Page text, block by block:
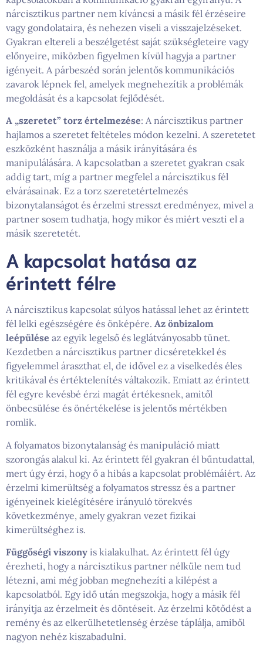
nárcisztikus partner nem kíváncsi a másik fél érzéseire
vagy gondolataira, és nehezen viseli a visszajelzéseket.
Gyakran eltereli a beszélgetést saját szükségleteire vagy
előnyeire, miközben figyelmen kívül hagyja a partner
igényeit. A párbeszéd során jelentős kommunikációs
zavarok lépnek fel, amelyek megnehezítik a problémák
megoldását és a kapcsolat fejlődését.
A „szeretet” torz értelmezése: A nárcisztikus partner
hajlamos a szeretet feltételes módon kezelni. A szeretetet
eszközként használja a másik irányítására és
manipulálására. A kapcsolatban a szeretet gyakran csak
addig tart, míg a partner megfelel a nárcisztikus fél
elvárásainak. Ez a torz szeretetértelmezés
bizonytalanságot és érzelmi stresszt eredményez, mivel a
partner sosem tudhatja, hogy mikor és miért veszti el a
másik szeretetét.
A kapcsolat hatása az
érintett félre
A nárcisztikus kapcsolat súlyos hatással lehet az érintett
fél lelki egészségére és önképére. Az önbizalom
leépülése az egyik legelső és leglátványosabb tünet.
Kezdetben a nárcisztikus partner dicséretekkel és
figyelemmel áraszthat el, de idővel ez a viselkedés éles
kritikával és értéktelenítés váltakozik. Emiatt az érintett
fél egyre kevésbé érzi magát értékesnek, amitől
önbecsülése és önértékelése is jelentős mértékben
romlik.
A folyamatos bizonytalanság és manipuláció miatt
szorongás alakul ki. Az érintett fél gyakran él bűntudattal,
mert úgy érzi, hogy ő a hibás a kapcsolat problémáiért. Az
érzelmi kimerültség a folyamatos stressz és a partner
igényeinek kielégítésére irányuló törekvés
következménye, amely gyakran vezet fizikai
kimerültséghez is.
Függőségi viszony is kialakulhat. Az érintett fél úgy
érezheti, hogy a nárcisztikus partner nélküle nem tud
létezni, ami még jobban megnehezíti a kilépést a
kapcsolatból. Egy idő után megszokja, hogy a másik fél
irányítja az érzelmeit és döntéseit. Az érzelmi kötődést a
remény és az elkerülhetetlenség érzése táplálja, amiből
nagyon nehéz kiszabadulni.